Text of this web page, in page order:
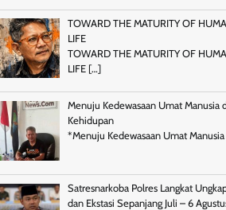
TOWARD THE MATURITY OF
LIFE
TOWARD THE MATURITY OF
LIFE […]
Menuju Kedewasaan Umat Manusia
Kehidupan
*Menuju Kedewasaan Umat
Satresnarkoba Polres Langkat
dan Ekstasi Sepanjang Juli – 6